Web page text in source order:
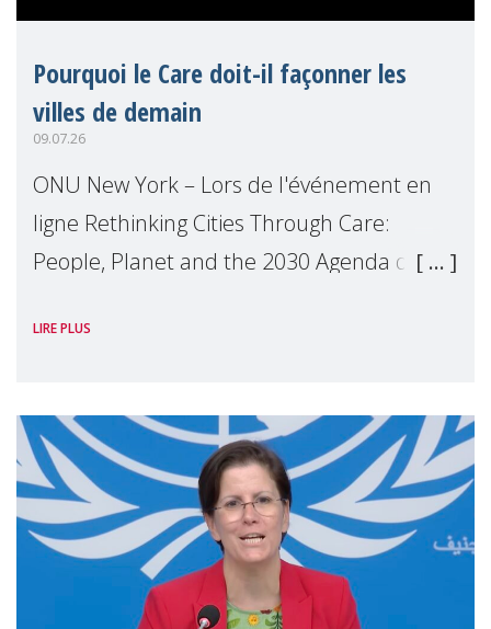
Pourquoi le Care doit-il façonner les
villes de demain
09.07.26
ONU New York – Lors de l'événement en
ligne Rethinking Cities Through Care:
People, Planet and the 2030 Agenda que
Politique de Haut Niveau (FPHN) des
LIRE PLUS